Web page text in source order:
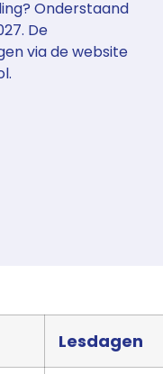
Onderstaand
De
via de website
Lesdagen